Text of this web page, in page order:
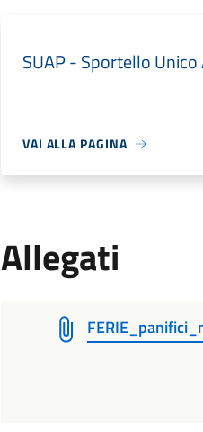
SUAP - Sportello
VAI ALLA PAGINA
Allegati